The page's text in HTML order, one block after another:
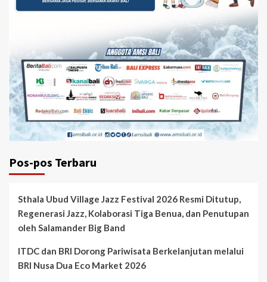
Pos-pos Terbaru
Sthala Ubud Village Jazz Festival 2026 Resmi Ditutup,
Regenerasi Jazz, Kolaborasi Tiga Benua, dan Penutupan
oleh Salamander Big Band
ITDC dan BRI Dorong Pariwisata Berkelanjutan melalui
BRI Nusa Dua Eco Market 2026